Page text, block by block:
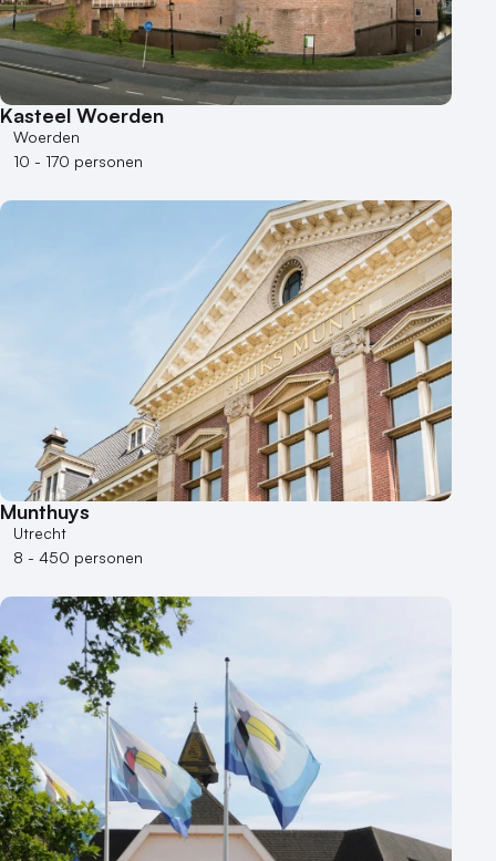
Aantal personen
1 - 50 personen
50 - 100 personen
100 - 250 personen
250 - 500 personen
Hybride events
Industriële locatie
Kasteel en landgoed
Kleine / intieme locatie
Locaties aan zee
Museum
Varende locatie
Kasteel Woerden
Woerden
10 - 170 personen
Munthuys
Utrecht
8 - 450 personen